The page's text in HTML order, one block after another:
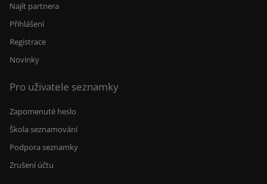
Najít partnera
Přihlášení
Registrace
Novinky
Pro uživatele seznamky
Zapomenuté heslo
Škola seznamování
Podpora seznamky
Zrušení účtu